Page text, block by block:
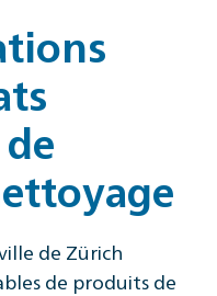
de Zürich
de produits de